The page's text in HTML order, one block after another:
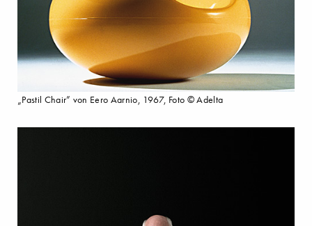
„Pastil Chair” von Eero Aarnio, 1967, Foto © Adelta